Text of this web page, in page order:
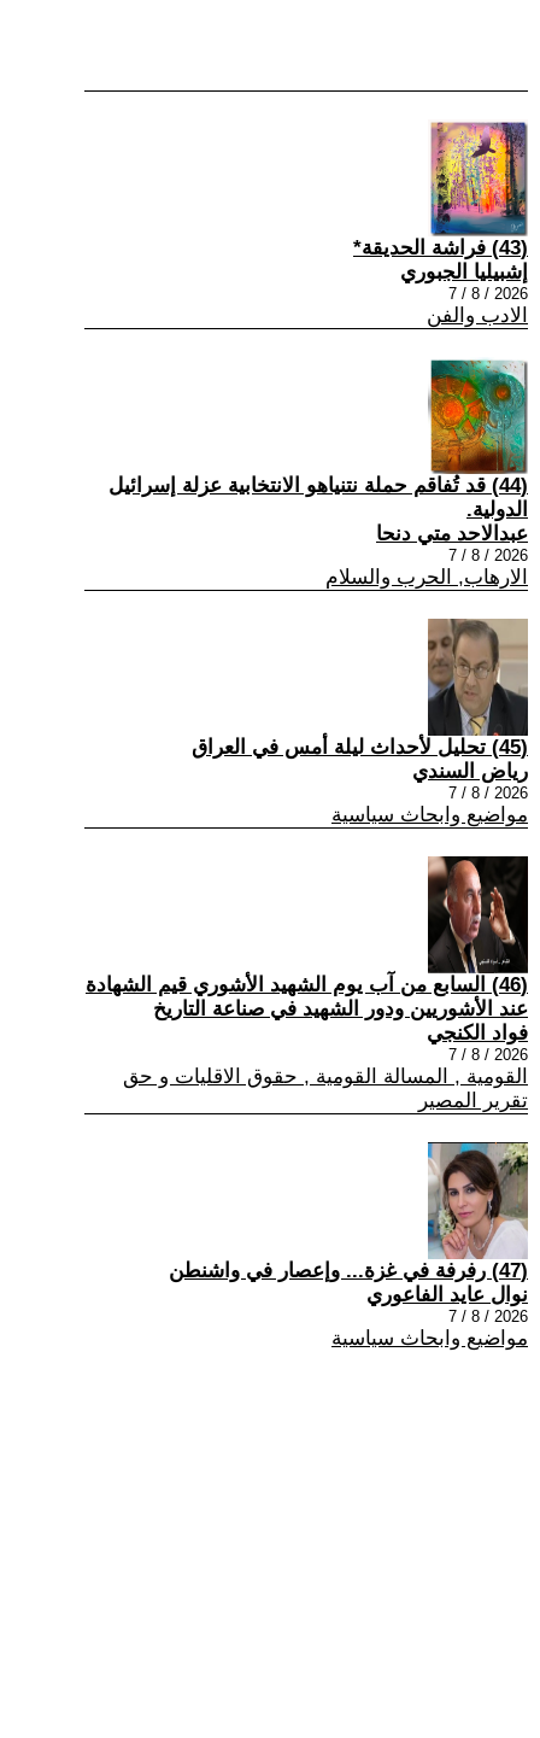
(43) فراشة الحديقة*
إشبيليا الجبوري
2026 / 8 / 7
الادب والفن
(44) قد تُفاقم حملة نتنياهو الانتخابية عزلة إسرائيل
الدولية.
عبدالاحد متي دنحا
2026 / 8 / 7
الارهاب, الحرب والسلام
(45) تحليل لأحداث ليلة أمس في العراق
رياض السندي
2026 / 8 / 7
مواضيع وابحاث سياسية
(46) السابع من آب يوم الشهيد الأشوري قيم الشهادة
عند الأشوريين ودور الشهيد في صناعة التاريخ
فواد الكنجي
2026 / 8 / 7
القومية , المسالة القومية , حقوق الاقليات و حق
تقرير المصير
(47) رفرفة في غزة... وإعصار في واشنطن
نوال عايد الفاعوري
2026 / 8 / 7
مواضيع وابحاث سياسية